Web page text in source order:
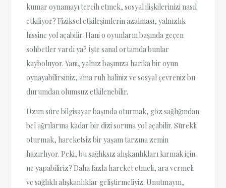
kumar oynamayı tercih etmek, sosyal ilişkilerinizi nasıl
etkiliyor? Fiziksel etkileşimlerin azalması, yalnızlık
hissine yol açabilir. Hani o oyunların başında geçen
sohbetler vardı ya? İşte sanal ortamda bunlar
kayboluyor. Yani, yalnız başınıza harika bir oyun
oynayabilirsiniz, ama ruh haliniz ve sosyal çevreniz bu
durumdan olumsuz etkilenebilir.
Uzun süre bilgisayar başında oturmak, göz sağlığından
bel ağrılarına kadar bir dizi soruna yol açabilir. Sürekli
oturmak, hareketsiz bir yaşam tarzına zemin
hazırlıyor. Peki, bu sağlıksız alışkanlıkları kırmak için
ne yapabiliriz? Daha fazla hareket etmeli, ara vermeli
ve sağlıklı alışkanlıklar geliştirmeliyiz. Unutmayın,